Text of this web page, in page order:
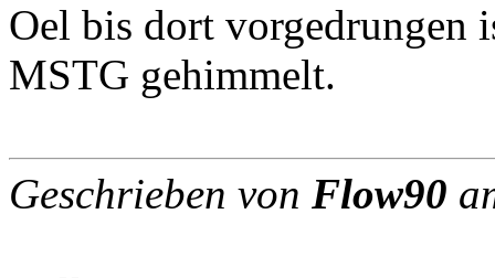
Oel bis dort vorgedrungen
MSTG gehimmelt.
Geschrieben von Flow90